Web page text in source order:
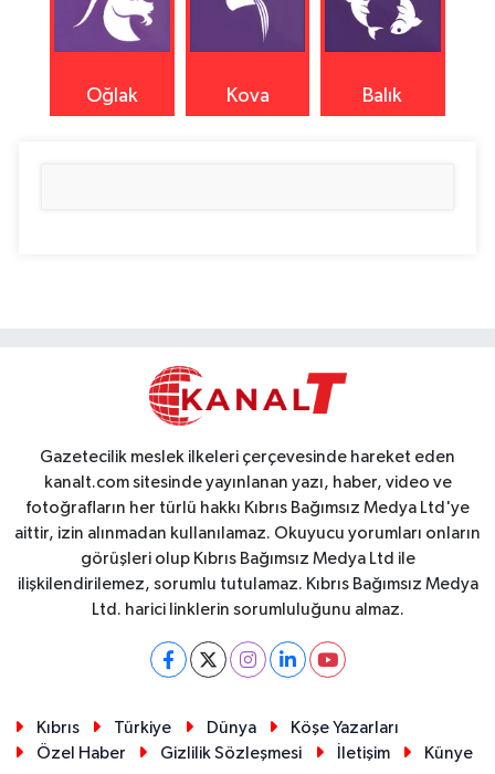
Oğlak Kova Balık
Gazetecilik meslek ilkeleri çerçevesinde hareket eden
kanalt.com sitesinde yayınlanan yazı, haber, video ve
fotoğrafların her türlü hakkı Kıbrıs Bağımsız Medya Ltd'ye
aittir, izin alınmadan kullanılamaz. Okuyucu yorumları onların
görüşleri olup Kıbrıs Bağımsız Medya Ltd ile
ilişkilendirilemez, sorumlu tutulamaz. Kıbrıs Bağımsız Medya
Ltd. harici linklerin sorumluluğunu almaz.
Kıbrıs Türkiye Dünya
Köşe Yazarları
Özel Haber
Gizlilik Sözleşmesi İletişim Künye